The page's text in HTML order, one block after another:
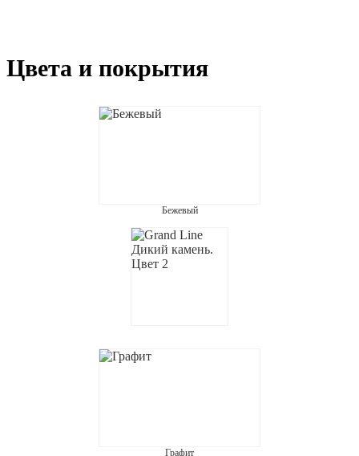
Цвета и покрытия
Бежевый
Графит